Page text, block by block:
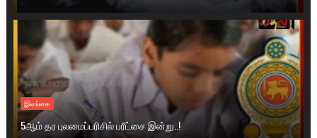
இலங்கை
5ஆம் தர புலமைப்பரிசில் பரீட்சை இன்று..!